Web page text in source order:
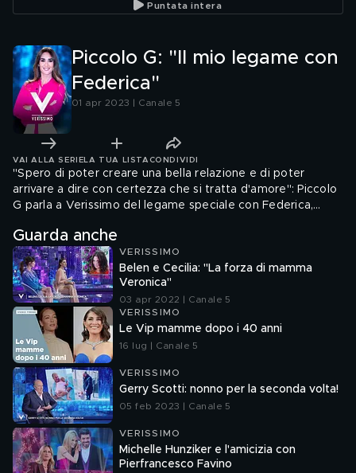
Puntata intera
Piccolo G: "Il mio legame con
Federica"
01 apr 2023 | Canale 5
VAI ALLA SERIE LA TUA LISTA CONDIVIDI
"Spero di poter creare una bella relazione e di poter
arrivare a dire con certezza che si tratta d'amore": Piccolo
G parla a Verissimo del legame speciale con Federica,
Guarda anche
VERISSIMO
Belen e Cecilia: "La forza di mamma
Veronica"
03 apr 2022 | Canale 5
VERISSIMO
Le Vip mamme dopo i 40 anni
16 lug | Canale 5
VERISSIMO
Gerry Scotti: nonno per la seconda volta!
05 feb 2023 | Canale 5
VERISSIMO
Michelle Hunziker e l'amicizia con
Pierfrancesco Favino